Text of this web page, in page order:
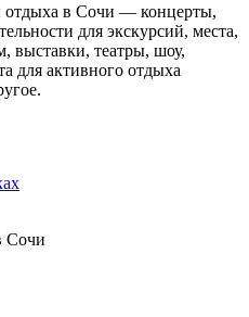
в Сочи — концерты,
для экскурсий, места,
выставки, театры, шоу,
для активного отдыха
Сочи